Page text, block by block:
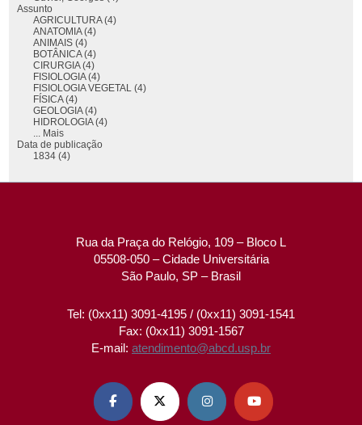
Assunto
AGRICULTURA (4)
ANATOMIA (4)
ANIMAIS (4)
BOTÂNICA (4)
CIRURGIA (4)
FISIOLOGIA (4)
FISIOLOGIA VEGETAL (4)
FÍSICA (4)
GEOLOGIA (4)
HIDROLOGIA (4)
... Mais
Data de publicação
1834 (4)
Rua da Praça do Relógio, 109 – Bloco L
05508-050 – Cidade Universitária
São Paulo, SP – Brasil
Tel: (0xx11) 3091-4195 / (0xx11) 3091-1541
Fax: (0xx11) 3091-1567
E-mail: atendimento@abcd.usp.br
   